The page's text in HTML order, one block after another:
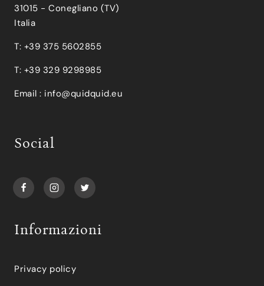
31015 - Conegliano (TV)
Italia
T: +39 375 5602855
T: +39 329 9298985
Email : info@quidquid.eu
Social
Informazioni
Privacy policy